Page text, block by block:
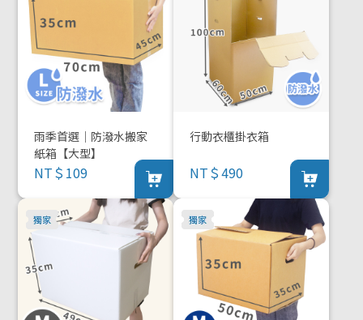
雨季首選｜防潑水搬家
紙箱【大型】
NT＄109
行動衣櫃掛衣箱
NT＄490